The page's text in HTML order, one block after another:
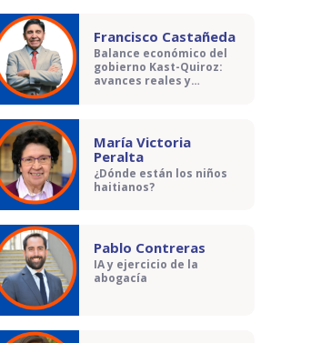
Francisco Castañeda
Balance económico del
gobierno Kast-Quiroz:
avances reales y
María Victoria
Peralta
¿Dónde están los niños
haitianos?
Pablo Contreras
IA y ejercicio de la
abogacía